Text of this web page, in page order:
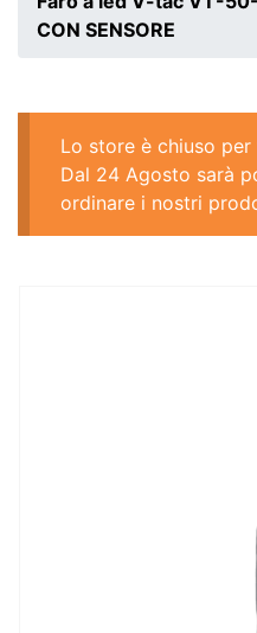
CON SENSORE
Lo store è chiuso per
Dal 24 Agosto sarà
ordinare i nostri